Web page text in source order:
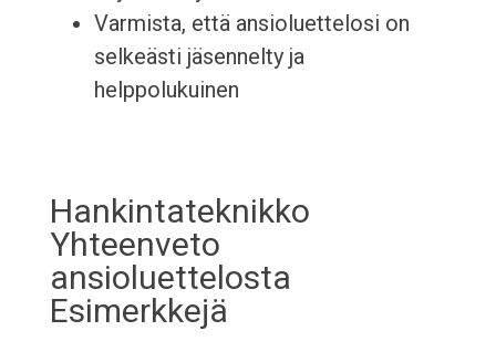
Varmista, että ansioluettelosi on
selkeästi jäsennelty ja
helppolukuinen
Hankintateknikko
Yhteenveto
ansioluettelosta
Esimerkkejä